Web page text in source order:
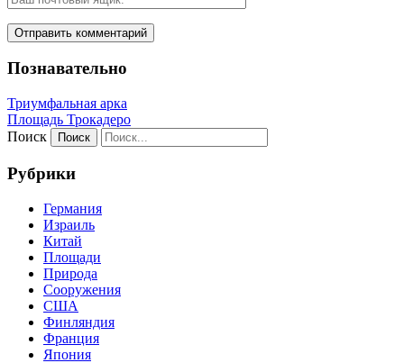
Познавательно
Триумфальная арка
Площадь Трокадеро
Поиск
Рубрики
Германия
Израиль
Китай
Площади
Природа
Сооружения
США
Финляндия
Франция
Япония